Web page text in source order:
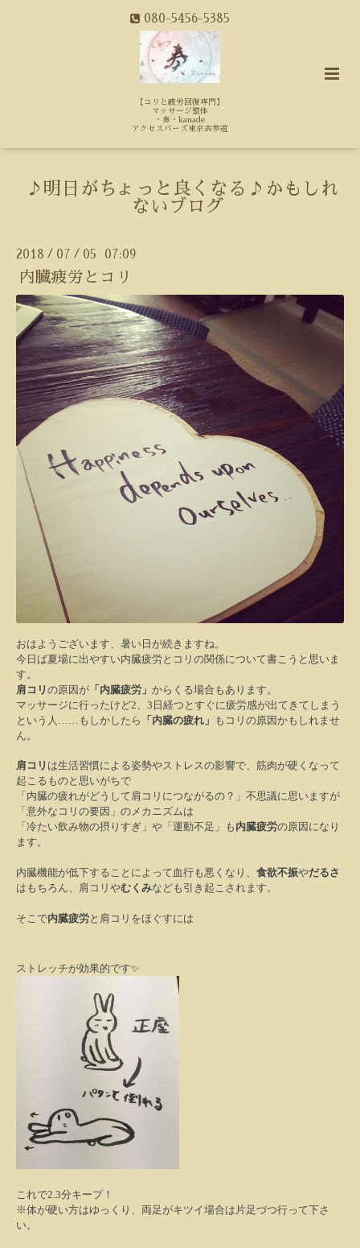
080-5456-5385
【コリと疲労回復専門】
マッサージ整体
・奏・kanade
アクセスバーズ東京表参道
♪明日がちょっと良くなる♪かもしれ
ないブログ
2018 / 07 / 05 07:09
内臓疲労とコリ
おはようございます、暑い日が続きますね。
今日ば夏場に出やすい内臓疲労とコリの関係について書こうと思いま
す。
肩コリ の原因が 「内臓疲労」 からくる場合もあります。
マッサージに行ったけど2、 3 日経つとすぐに疲労感が出てきてしまう
という人 …… もしかしたら 「内臓の疲れ」 もコリの原因かもしれませ
ん。
肩コリ は生活習慣による姿勢やストレスの影響で、筋肉が硬くなって
起こるものと思いがちで
「内臓の疲れがどうして肩コリにつながるの？」不思議に思いますが
「意外なコリの要因」のメカニズムは
「冷たい飲み物の摂りすぎ」や「運動不足」も 内臓疲労の原因になり
ます。
内臓機能が低下することによって血行も悪くなり、 食欲不振やだるさ
はもちろん、肩コリやむくみなども引き起こされます。
そこで内臓疲労と肩コリをほぐすには
ストレッチが効果的です✨
これで2.3分キープ！
※体が硬い方はゆっくり、両足がキツイ場合は片足づつ行って下さ
い。